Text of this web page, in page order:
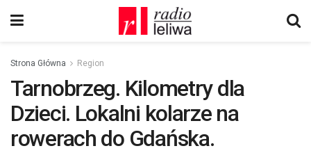
Strona Główna Region
Tarnobrzeg. Kilometry dla
Dzieci. Lokalni kolarze na
rowerach do Gdańska.